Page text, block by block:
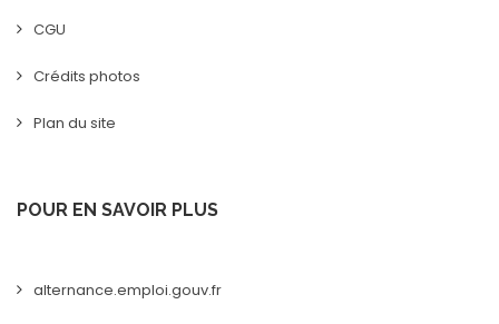
CGU
Crédits photos
Plan du site
POUR EN SAVOIR PLUS
alternance.emploi.gouv.fr